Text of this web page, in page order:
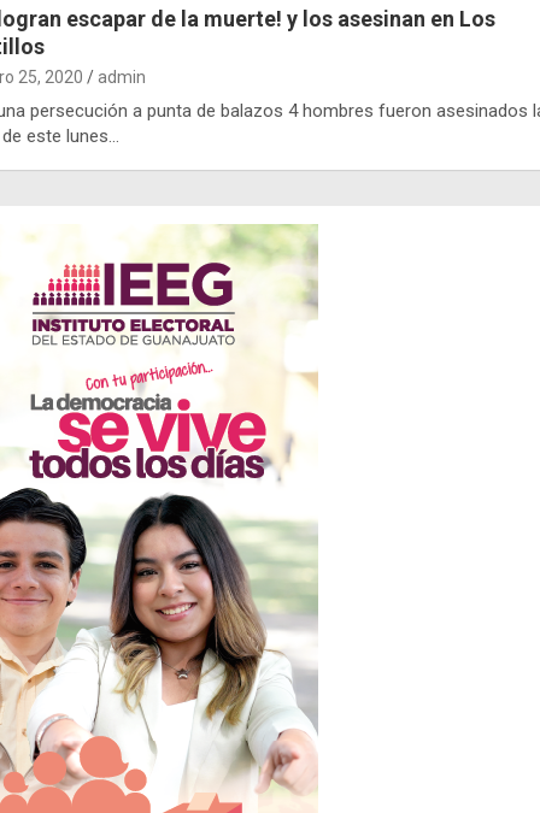
escapar de la muerte! y los asesinan en Los
25, 2020 admin
persecución a punta de balazos 4 hombres fueron asesinados
este lunes…